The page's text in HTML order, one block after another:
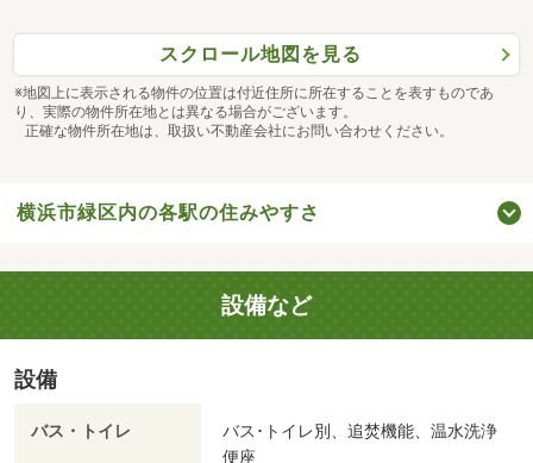
スクロール地図を見る
※地図上に表示される物件の位置は付近住所に所在することを表すものであ
り、実際の物件所在地とは異なる場合がございます。
正確な物件所在地は、取扱い不動産会社にお問い合わせください。
横浜市緑区内の各駅の住みやすさ
設備など
設備
バス・トイレ
バス･トイレ別、追焚機能、温水洗浄
便座